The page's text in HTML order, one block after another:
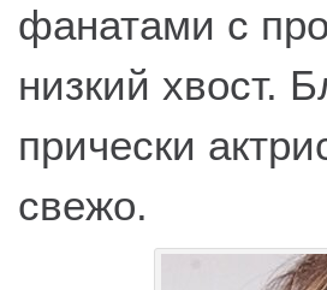
фанатами с
низкий хвост.
прически
свежо.